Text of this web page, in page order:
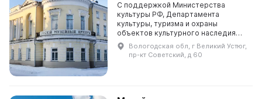
С поддержкой Министерства
культуры РФ, Департамента
культуры, туризма и охраны
объектов культурного наследия
Вологодской области и личного
патроната губернатора
Вологодской области О. А.
Вологодская обл, г Великий Устюг,
пр-кт Советский, д 60